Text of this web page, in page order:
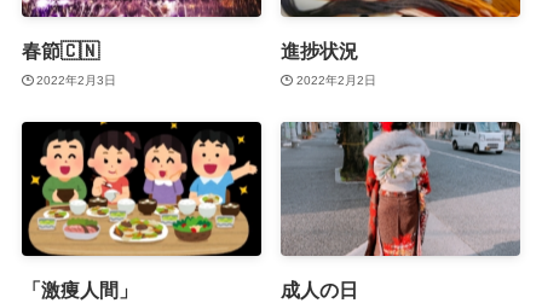
春節🇨🇳
2022年2月3日
進捗状況
2022年2月2日
「激痩人間」 成人の日